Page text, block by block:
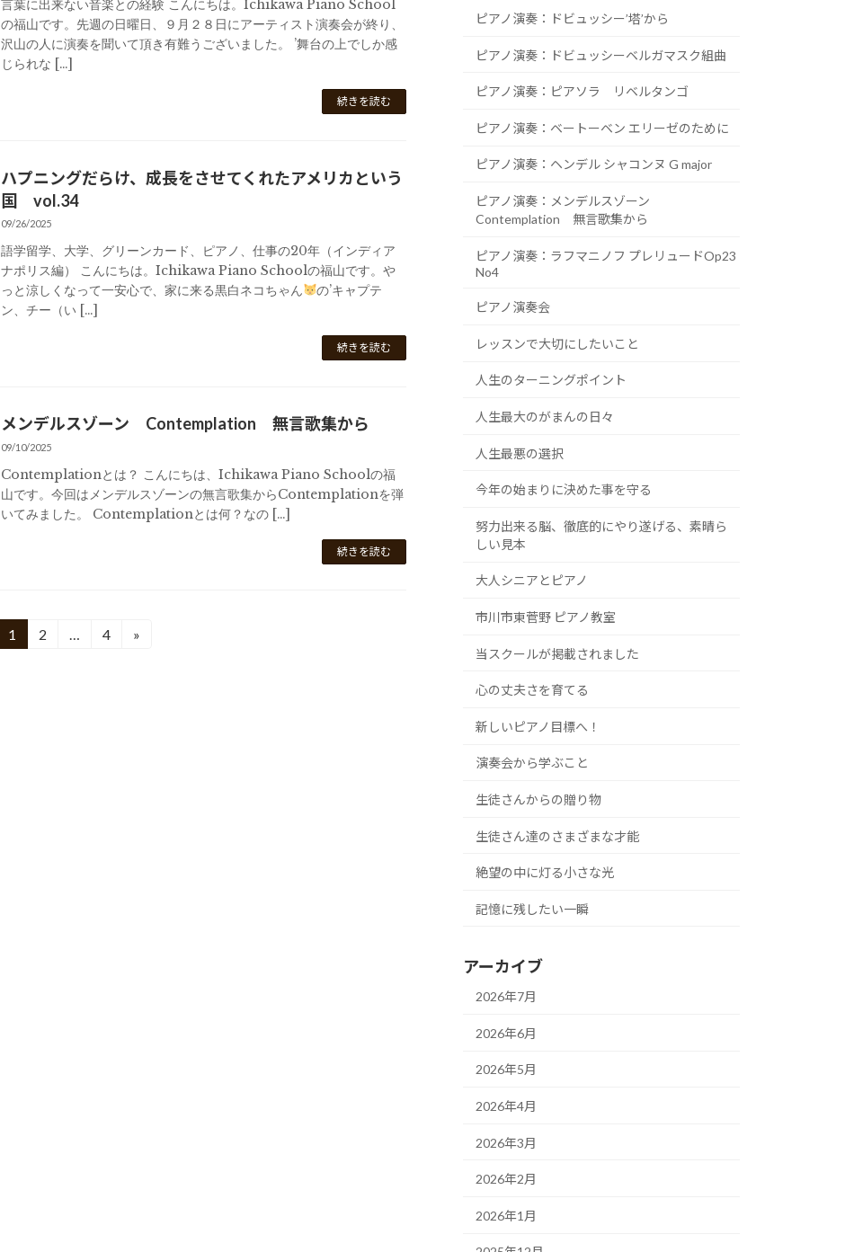
言葉に出来ない音楽との経験 こんにちは。Ichikawa Piano School
の福山です。先週の日曜日、９月２８日にアーティスト演奏会が終り、
沢山の人に演奏を聞いて頂き有難うございました。 ’舞台の上でしか感
じられな […]
続きを読む
ハプニングだらけ、成長をさせてくれたアメリカという
国 vol.34
09/26/2025
語学留学、大学、グリーンカード、ピアノ、仕事の20年（インディア
ナポリス編） こんにちは。Ichikawa Piano Schoolの福山です。や
っと涼しくなって一安心で、家に来る黒白ネコちゃん
の’キャプテ
ン、チー（い […]
続きを読む
メンデルスゾーン Contemplation 無言歌集から
09/10/2025
Contemplationとは？ こんにちは、Ichikawa Piano Schoolの福
山です。今回はメンデルスゾーンの無言歌集からContemplationを弾
いてみました。 Contemplationとは何？なの […]
続きを読む
固
1
固
2 …
固
4 »
ピアノ演奏：ドビュッシー’塔’から
ピアノ演奏：ドビュッシーベルガマスク組曲
ピアノ演奏：ピアソラ リベルタンゴ
ピアノ演奏：ベートーベン エリーゼのために
ピアノ演奏：ヘンデル シャコンヌ G major
ピアノ演奏：メンデルスゾーン
Contemplation 無言歌集から
ピアノ演奏：ラフマニノフ プレリュードOp23
No4
ピアノ演奏会
レッスンで大切にしたいこと
人生のターニングポイント
人生最大のがまんの日々
人生最悪の選択
今年の始まりに決めた事を守る
努力出来る脳、徹底的にやり遂げる、素晴ら
しい見本
大人シニアとピアノ
市川市東菅野 ピアノ教室
当スクールが掲載されました
心の丈夫さを育てる
新しいピアノ目標へ！
演奏会から学ぶこと
生徒さんからの贈り物
生徒さん達のさまざまな才能
絶望の中に灯る小さな光
記憶に残したい一瞬
アーカイブ
2026年7月
2026年6月
2026年5月
2026年4月
2026年3月
2026年2月
2026年1月